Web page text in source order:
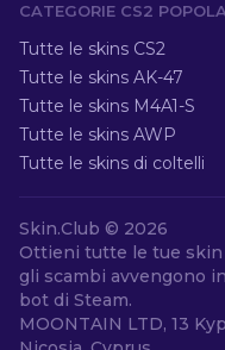
CATEGORIE CS2
Tutte le skins CS2
Tutte le skins AK-47
Tutte le skins M4A1-S
Tutte le skins AWP
Tutte le skins di coltelli
Skin.Club © 2026
Ottieni tutte le tue
gli scambi avvengono
bot di Steam.
MOONTAIN LTD, 13